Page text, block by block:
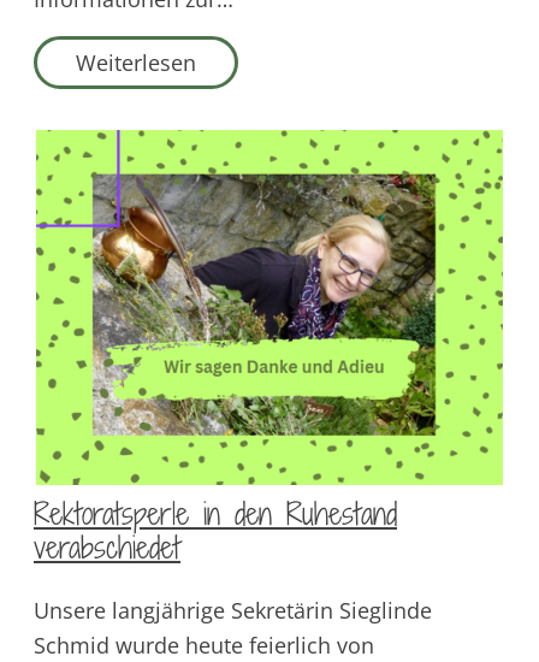
Weiterlesen
Rektoratsperle in den Ruhestand
verabschiedet
Unsere langjährige Sekretärin Sieglinde
Schmid wurde heute feierlich von